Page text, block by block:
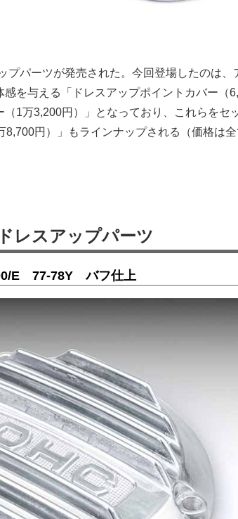
プパーツが発売された。今回登場したのは、
を与える「ドレスアップポイントカバー（
1万3,200円）」となっており、これらをセ
8,700円）」もラインナップされる（価格は
レスアップパーツ
E 77-78Y バフ仕上